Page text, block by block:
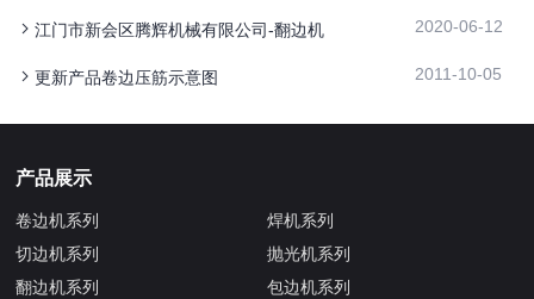
江门市新会区腾辉机械有限公司-翻边机 2020-06-12
更新产品卷边压筋示意图 2011-10-05
产品展示
卷边机系列
切边机系列
翻边机系列
焊机系列
抛光机系列
包边机系列